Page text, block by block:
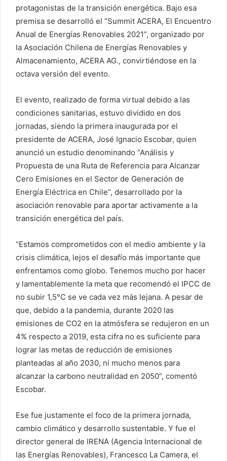
protagonistas de la transición energética. Bajo esa
premisa se desarrolló el “Summit ACERA, El Encuentro
Anual de Energías Renovables 2021”, organizado por
la Asociación Chilena de Energías Renovables y
Almacenamiento, ACERA AG., convirtiéndose en la
octava versión del evento.
El evento, realizado de forma virtual debido a las
condiciones sanitarias, estuvo dividido en dos
jornadas, siendo la primera inaugurada por el
presidente de ACERA, José Ignacio Escobar, quien
anunció un estudio denominando “Análisis y
Propuesta de una Ruta de Referencia para Alcanzar
Cero Emisiones en el Sector de Generación de
Energía Eléctrica en Chile”, desarrollado por la
asociación renovable para aportar activamente a la
transición energética del país.
“Estamos comprometidos con el medio ambiente y la
crisis climática, lejos el desafío más importante que
enfrentamos como globo. Tenemos mucho por hacer
y lamentablemente la meta que recomendó el IPCC de
no subir 1,5°C se ve cada vez más lejana. A pesar de
que, debido a la pandemia, durante 2020 las
emisiones de CO2 en la atmósfera se redujeron en un
4% respecto a 2019, esta cifra no es suficiente para
lograr las metas de reducción de emisiones
planteadas al año 2030, ni mucho menos para
alcanzar la carbono neutralidad en 2050”, comentó
Escobar.
Ese fue justamente el foco de la primera jornada,
cambio climático y desarrollo sustentable. Y fue el
director general de IRENA (Agencia Internacional de
las Energías Renovables), Francesco La Camera, el